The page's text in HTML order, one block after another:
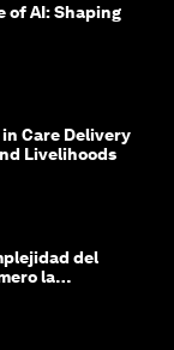
of AI: Shaping
Care Delivery
Livelihoods
del
la